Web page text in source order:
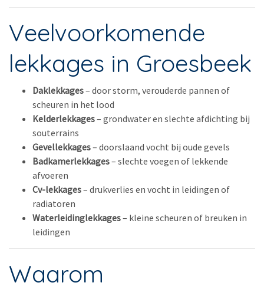
Veelvoorkomende
lekkages in Groesbeek
Daklekkages– door storm, verouderde pannen of
scheuren in het lood
Kelderlekkages– grondwater en slechte afdichting bij
souterrains
Gevellekkages– doorslaand vocht bij oude gevels
Badkamerlekkages– slechte voegen of lekkende
afvoeren
Cv-lekkages– drukverlies en vocht in leidingen of
radiatoren
Waterleidinglekkages– kleine scheuren of breuken in
leidingen
Waarom